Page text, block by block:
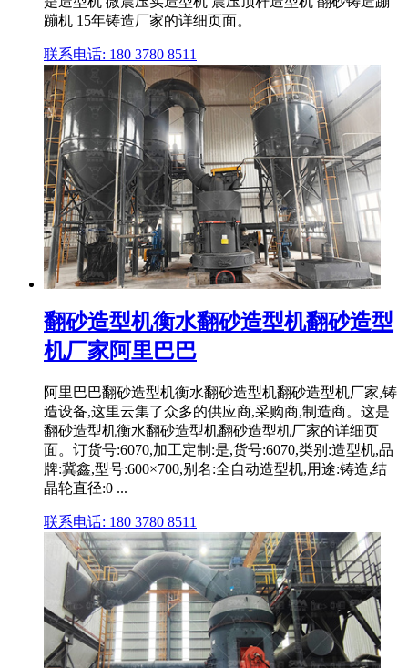
蹦机 15年铸造厂家的详细页面。
联系电话: 180 3780 8511
翻砂造型机衡水翻砂造型机翻砂造型
机厂家阿里巴巴
阿里巴巴翻砂造型机衡水翻砂造型机翻砂造型机厂家,铸
造设备,这里云集了众多的供应商,采购商,制造商。这是
翻砂造型机衡水翻砂造型机翻砂造型机厂家的详细页
面。订货号:6070,加工定制:是,货号:6070,类别:造型机,品
牌:冀鑫,型号:600×700,别名:全自动造型机,用途:铸造,结
晶轮直径:0 ...
联系电话: 180 3780 8511